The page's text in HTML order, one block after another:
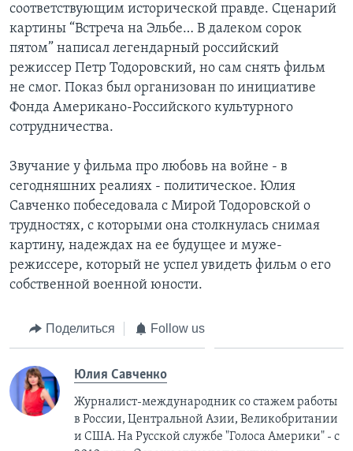
соответствующим исторической правде. Сценарий
картины “Встреча на Эльбе… В далеком сорок
пятом” написал легендарный российский
режиссер Петр Тодоровский, но сам снять фильм
не смог. Показ был организован по инициативе
Фонда Американо-Российского культурного
сотрудничества.
Звучание у фильма про любовь на войне - в
сегодняшних реалиях - политическое. Юлия
Савченко побеседовала с Мирой Тодоровской о
трудностях, с которыми она столкнулась снимая
картину, надеждах на ее будущее и муже-
режиссере, который не успел увидеть фильм о его
собственной военной юности.
Поделиться Follow us
Юлия Савченко
Журналист-международник cо стажем работы
в России, Центральной Азии, Великобритании
и США. На Русской службе "Голоса Америки" - с